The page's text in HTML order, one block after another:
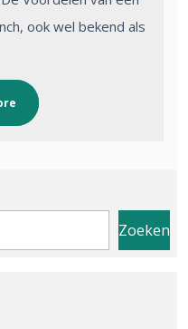
ook wel bekend als
Zoeken